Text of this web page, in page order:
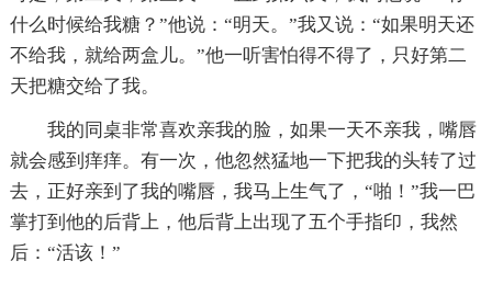
什么时候给我糖？”他说：“明天。”我又说：“如果明天还
不给我，就给两盒儿。”他一听害怕得不得了，只好第二
天把糖交给了我。
我的同桌非常喜欢亲我的脸，如果一天不亲我，嘴唇
就会感到痒痒。有一次，他忽然猛地一下把我的头转了过
去，正好亲到了我的嘴唇，我马上生气了，“啪！”我一巴
掌打到他的后背上，他后背上出现了五个手指印，我然
后：“活该！”